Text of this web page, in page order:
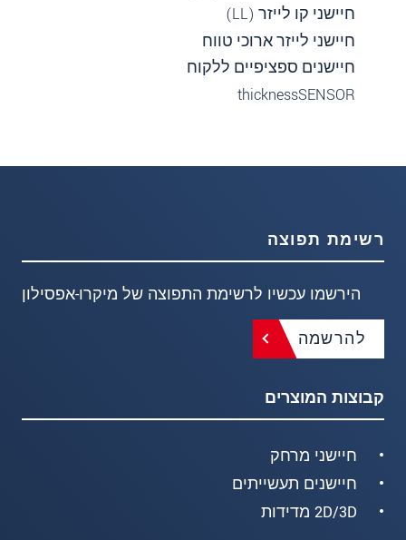
חיישני קו לייזר (LL)
חיישני לייזר ארוכי טווח
חיישנים ספציפיים ללקוח
thicknessSENSOR
רשימת תפוצה
הירשמו עכשיו לרשימת התפוצה של מיקרו-אפסילון
להרשמה
קבוצות המוצרים
חיישני מרחק
חיישנים תעשייתים
2D/3D מדידות